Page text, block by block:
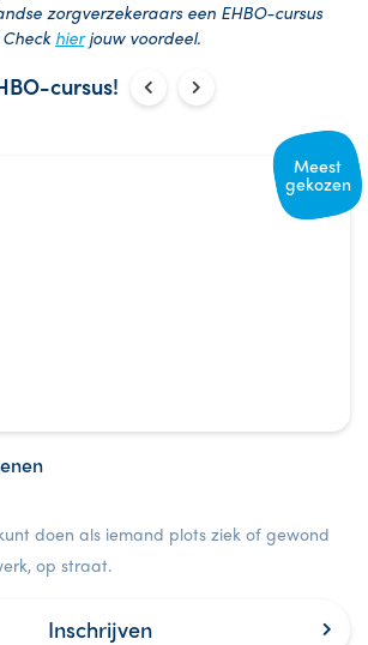
zorgverzekeraars een EHBO-cursus
hierjouw voordeel.
cursus!
Meest
gekozen
doen als iemand plots ziek of gewond
op straat.
Inschrijven